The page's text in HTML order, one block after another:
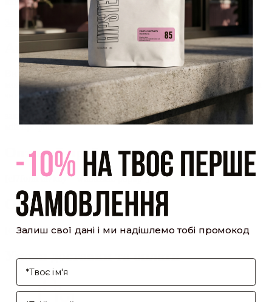
Закрити
Акаунт створено
Ви зареєструвалися на сайті Hipster.coffeeroasters і вже
можете користуватися особистим кабінетом, щоб отримувати
знижки та відстежувати історію замовлень!
мій профіль
Оптовий прайс
[cf7form cf7key="wholesale-popup"]
Обсмажування кави
[cf7form cf7key="roasting-popup"]
Умови доставки та оплати
Залиш свої дані і ми надішлемо тобі промокод
І'мя
Enter your email address